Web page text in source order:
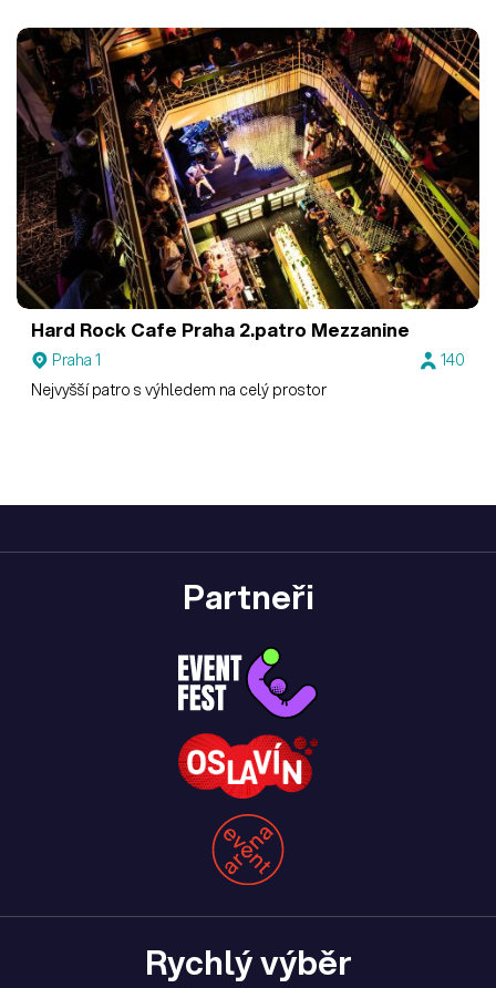
Hard Rock Cafe Praha 2.patro Mezzanine
Praha 1
140
Nejvyšší patro s výhledem na celý prostor
Partneři
Rychlý výběr